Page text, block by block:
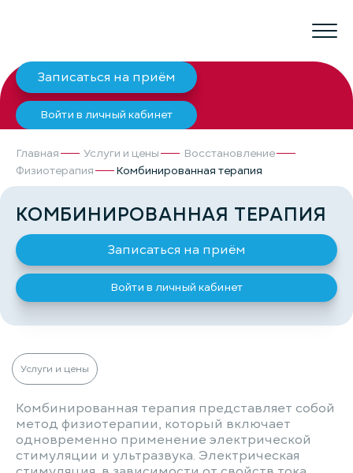
Записаться на приём
Войти в личный кабинет
Главная Услуги и цены
Восстановление
Физиотерапия
Комбинированная терапия
КОМБИНИРОВАННАЯ ТЕРАПИЯ
Записаться на приём
Войти в личный кабинет
Услуги и цены
Комбинированная терапия представляет собой
метод физиотерапии, который включает
одновременно применение электрической
стимуляции и ультразвука. Электрическая